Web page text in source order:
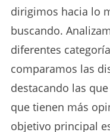
dirigimos hacia lo
buscando.
diferentes
comparamos las
destacando las
que tienen más
objetivo principal